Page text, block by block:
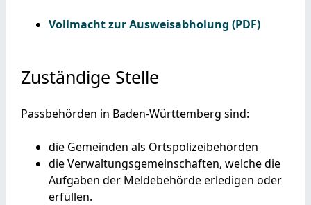
Vollmacht zur Ausweisabholung (PDF)
Zuständige Stelle
Passbehörden in Baden-Württemberg sind:
die Gemeinden als Ortspolizeibehörden
die Verwaltungsgemeinschaften, welche die
Aufgaben der Meldebehörde erledigen oder
erfüllen.